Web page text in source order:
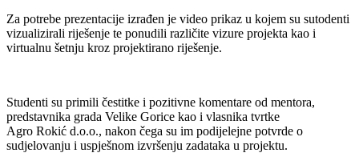
Za potrebe prezentacije izrađen je video prikaz u kojem su sutodenti
vizualizirali riješenje te ponudili različite vizure projekta kao i
virtualnu šetnju kroz projektirano riješenje.
Studenti su primili čestitke i pozitivne komentare od mentora,
predstavnika grada Velike Gorice kao i vlasnika tvrtke
Agro Rokić d.o.o., nakon čega su im podijelejne potvrde o
sudjelovanju i uspješnom izvršenju zadataka u projektu.